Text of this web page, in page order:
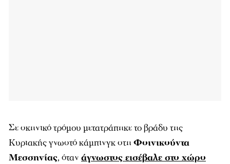
Σε σκηνικό τρόμου μετατράπηκε το βράδυ της
Κυριακής γνωστό κάμπινγκ στηΦοινικούντα
Μεσσηνίας, όταν άγνωστος εισέβαλε στο χώρο